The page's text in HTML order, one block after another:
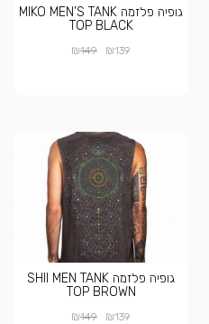
גופיה פלזמה MIKO MEN’S TANK
TOP BLACK
₪139
₪149
גופיה פלזמה SHII MEN TANK
TOP BROWN
₪139
₪149